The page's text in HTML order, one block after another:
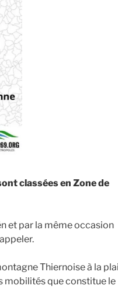
classées en Zone de
et par la même occasion
Thiernoise à la
mobilités que constitue le